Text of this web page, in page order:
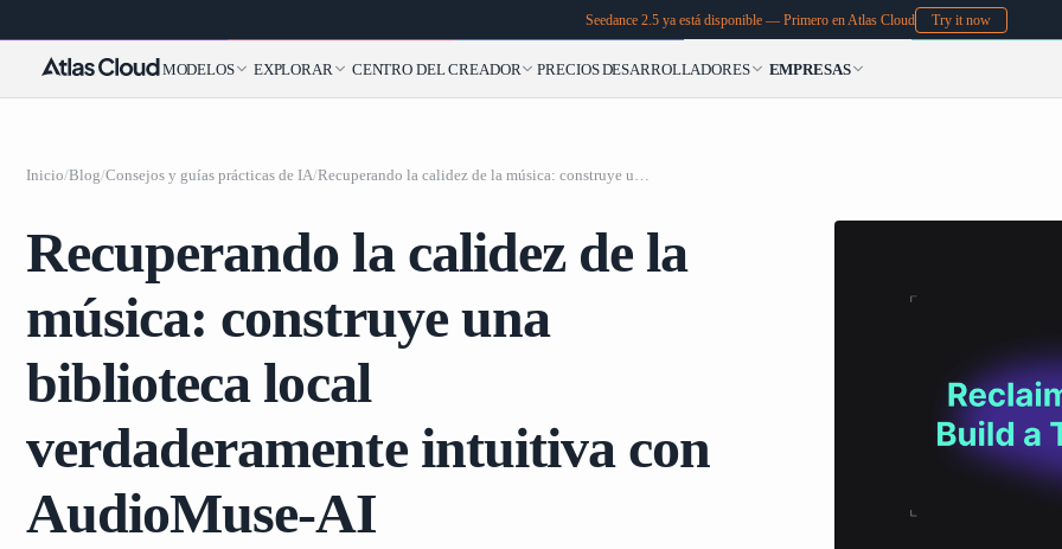
Seedance 2.5 ya está disponible — Primero en Atlas Cloud Try it now
MODELOS EXPLORAR CENTRO DEL CREADOR PRECIOSDESARROLLADORES EMPRESAS
Inicio/Blog/Consejos y guías prácticas de IA/ Recuperando la calidez de la música: construye una biblioteca local verdaderamente intuitiva con AudioMuse-AI
Recuperando la calidez de la
música: construye una
biblioteca local
verdaderamente intuitiva con
AudioMuse-AI